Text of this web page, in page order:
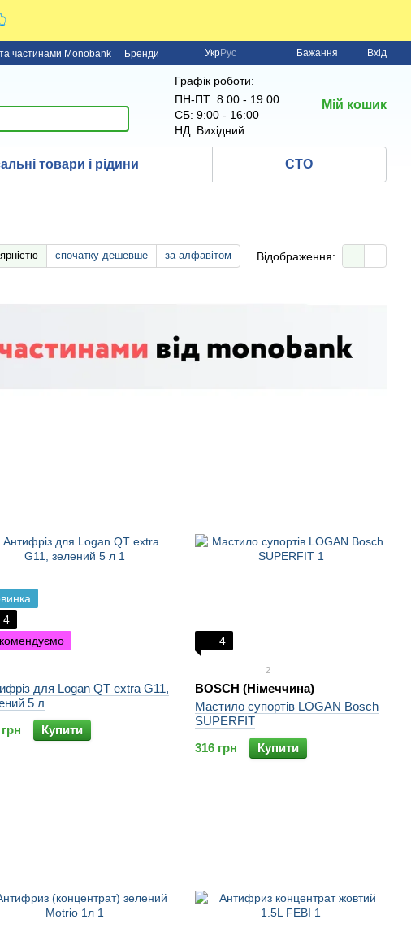
частинами Monobank Бренди УкрРус Бажання Вхід
Графік роботи:
ПН-ПТ: 8:00 - 19:00
СБ: 9:00 - 16:00
НД: Вихідний
Мій кошик
товари і рідини СТО
спочатку дешевше за алфавітом Відображення:
4
для Logan QT extra G11,
5 л
Купити
4
2
BOSCH (Німеччина)
Мастило супортів LOGAN Bosch
SUPERFIT
316 грн
Купити